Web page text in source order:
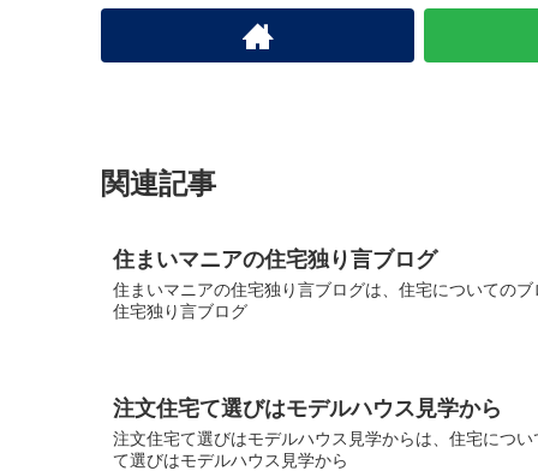
関連記事
住まいマニアの住宅独り言ブログ
住まいマニアの住宅独り言ブログは、住宅についての
住宅独り言ブログ
注文住宅て選びはモデルハウス見学から
注文住宅て選びはモデルハウス見学からは、住宅につ
て選びはモデルハウス見学から